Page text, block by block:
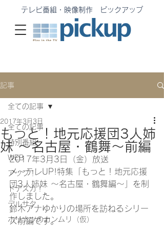
テレビ番組・映像制作 ピックアップ
記事
全ての記事
特別番組
WEB
アップ！
ドデスカ！
デルサタ
ホリナツのカンムリ（仮）
全ての記事
もっと！地元応援団3人姉
妹 ～名古屋・鶴舞～前編
2017年3月3日
2017年3月3日（金）放送
メ〜テレUP!特集「もっと！地元応援
団3人姉妹 ～名古屋・鶴舞編～」を制
作しました。
鈴木アナゆかりの場所を訪ねるシリー
ズ前編です。